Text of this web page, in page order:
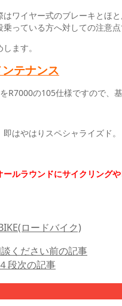
ワイヤー式のブレーキと
っている方へ対しての注意点
ます。
テナンス
の105仕様ですので、
はやはりスペシャライズド。
ールラウンドにサイクリング
ロードバイク)
ください前の記事
段次の記事